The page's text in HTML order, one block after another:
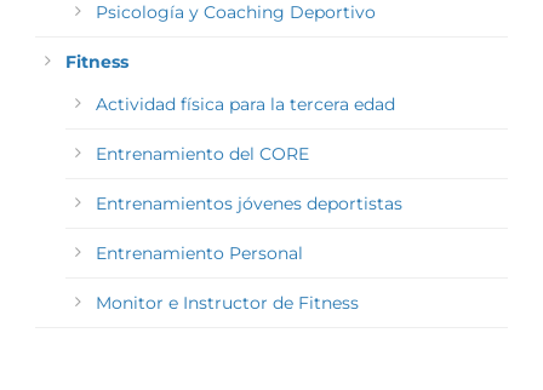
Psicología y Coaching Deportivo
Fitness
Actividad física para la tercera edad
Entrenamiento del CORE
Entrenamientos jóvenes deportistas
Entrenamiento Personal
Monitor e Instructor de Fitness